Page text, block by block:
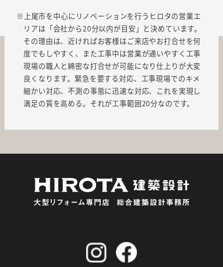
上尾市を中心にリノベーションを行うヒロタの営業エ
リアは「会社から20分以内が目安」と決めています。
その理由は、近ければお客様はご来店やお打合せを何
度でもしやすく、また工事中は営業が通いやすく工事
現場の職人と綿密な打合せが可能になり仕上りが大変
良くなります。緊急を要する対応、工事現場でのキメ
細かい対応、不測の事態に迅速な対応、これを実現し
満足の質を高める。それが工事範囲20分なのです。